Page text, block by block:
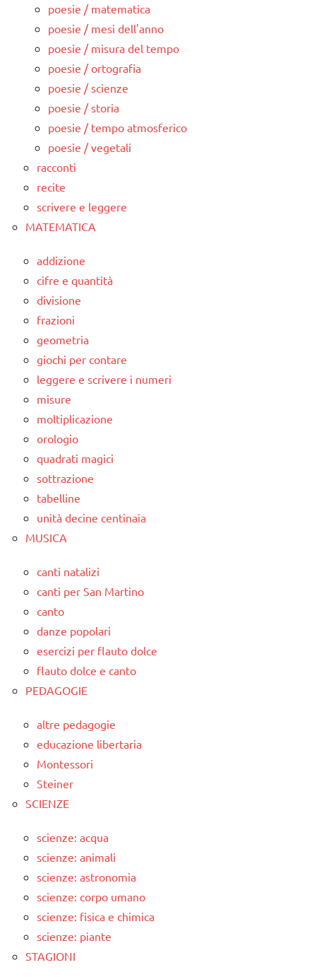
poesie / matematica
poesie / mesi dell'anno
poesie / misura del tempo
poesie / ortografia
poesie / scienze
poesie / storia
poesie / tempo atmosferico
poesie / vegetali
racconti
recite
scrivere e leggere
MATEMATICA
addizione
cifre e quantità
divisione
frazioni
geometria
giochi per contare
leggere e scrivere i numeri
misure
moltiplicazione
orologio
quadrati magici
sottrazione
tabelline
unità decine centinaia
MUSICA
canti natalizi
canti per San Martino
canto
danze popolari
esercizi per flauto dolce
flauto dolce e canto
PEDAGOGIE
altre pedagogie
educazione libertaria
Montessori
Steiner
SCIENZE
scienze: acqua
scienze: animali
scienze: astronomia
scienze: corpo umano
scienze: fisica e chimica
scienze: piante
STAGIONI